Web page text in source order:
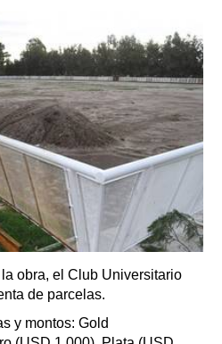
obra, el Club Universitario
de parcelas.
y montos: Gold